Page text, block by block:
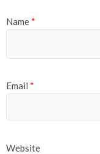
Name *
Email *
Website